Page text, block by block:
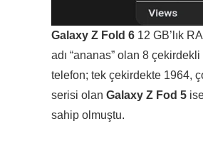
Galaxy Z Fold 6 12 GB’lık
adı “ananas” olan 8
telefon; tek çekirdekte 1964,
serisi olan Galaxy Z Fod 5
sahip olmuştu.